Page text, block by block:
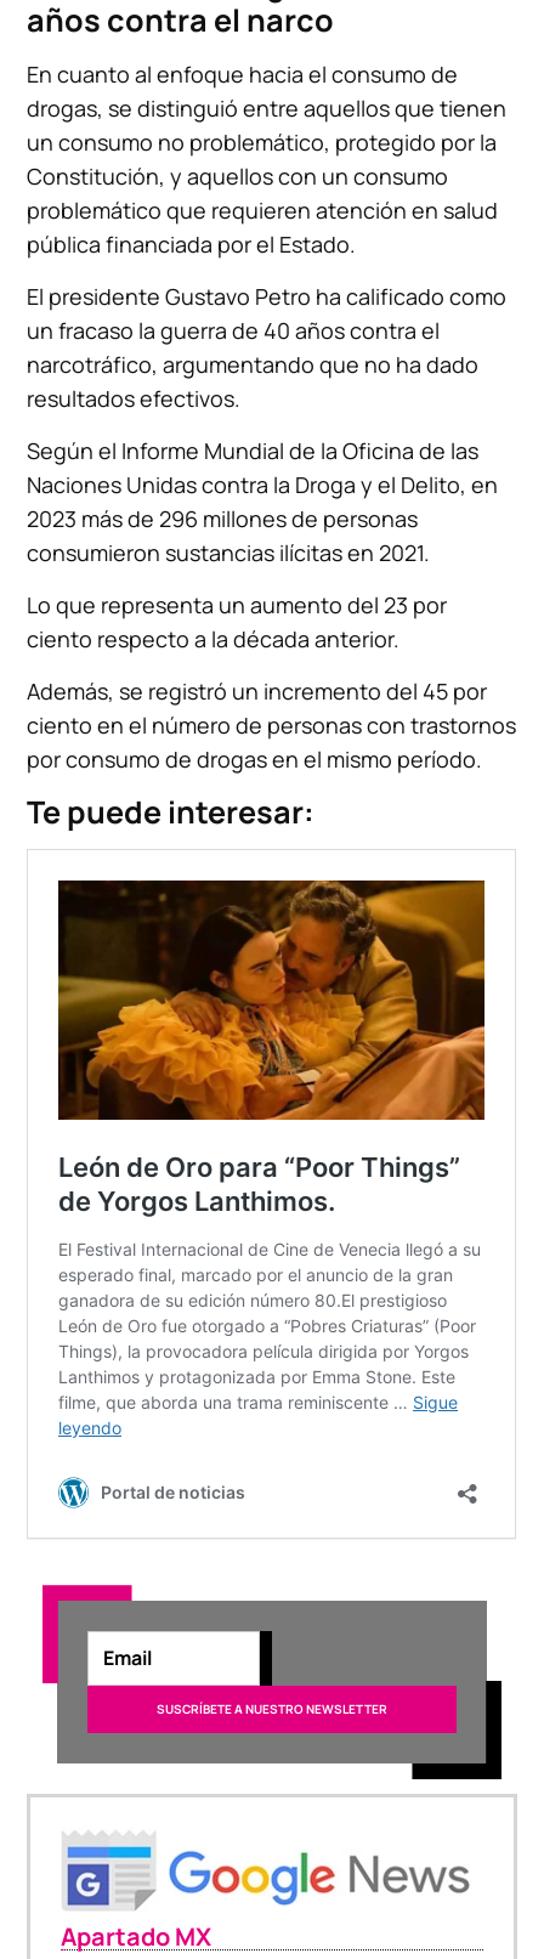
años contra el narco
En cuanto al enfoque hacia el consumo de
drogas, se distinguió entre aquellos que tienen
un consumo no problemático, protegido por la
Constitución, y aquellos con un consumo
problemático que requieren atención en salud
pública financiada por el Estado.
El presidente Gustavo Petro ha calificado como
un fracaso la guerra de 40 años contra el
narcotráfico, argumentando que no ha dado
resultados efectivos.
Según el Informe Mundial de la Oficina de las
Naciones Unidas contra la Droga y el Delito, en
2023 más de 296 millones de personas
consumieron sustancias ilícitas en 2021.
Lo que representa un aumento del 23 por
ciento respecto a la década anterior.
Además, se registró un incremento del 45 por
ciento en el número de personas con trastornos
por consumo de drogas en el mismo período.
Te puede interesar:
Apartado MX